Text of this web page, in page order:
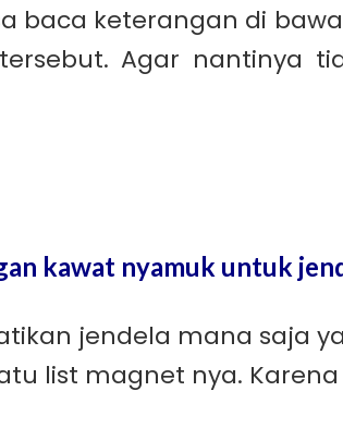
baca keterangan di
Agar nantinya
kawat nyamuk untuk
jendela mana saja
list magnet nya.